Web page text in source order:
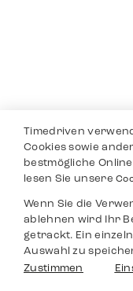
Timedriven
Cookies sowie
bestmögliche
lesen Sie unsere
Wenn Sie die
ablehnen wird Ihr
getrackt. Ein
Auswahl zu
Zustimmen